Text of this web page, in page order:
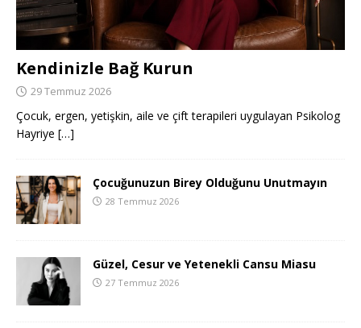
Kendinizle Bağ Kurun
29 Temmuz 2026
Çocuk, ergen, yetişkin, aile ve çift terapileri uygulayan Psikolog
Hayriye […]
Çocuğunuzun Birey Olduğunu Unutmayın
28 Temmuz 2026
Güzel, Cesur ve Yetenekli Cansu Miasu
27 Temmuz 2026